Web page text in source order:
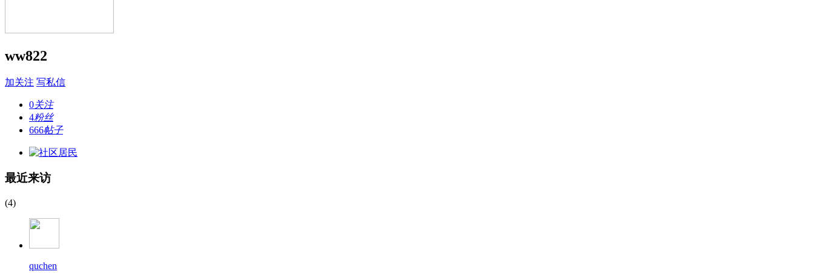
ww822
加关注 写私信
0关注
4粉丝
666帖子
最近来访
(4)
quchen